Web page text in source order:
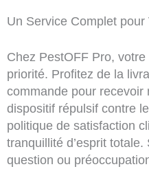
Un Service Complet pour
Chez PestOFF Pro,
priorité. Profitez de la
commande pour recevoir
dispositif répulsif contre
politique de satisfaction
tranquillité d’esprit
question ou